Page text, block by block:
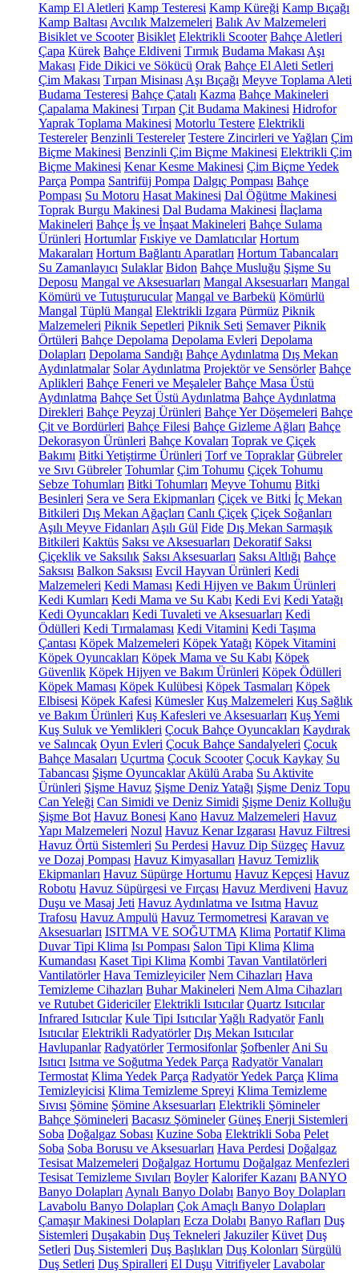
Kamp El Aletleri Kamp Testeresi Kamp Küreği Kamp Bıçağı
Kamp Baltası Avcılık Malzemeleri Balık Av Malzemeleri
Bisiklet ve Scooter Bisiklet Elektrikli Scooter Bahçe Aletleri
Çapa Kürek Bahçe Eldiveni Tırmık Budama Makası Aşı
Makası Fide Dikici ve Sökücü Orak Bahçe El Aleti Setleri
Çim Makası Tırpan Misinası Aşı Bıçağı Meyve Toplama Aleti
Budama Testeresi Bahçe Çatalı Kazma Bahçe Makineleri
Çapalama Makinesi Tırpan Çit Budama Makinesi Hidrofor
Yaprak Toplama Makinesi Motorlu Testere Elektrikli
Testereler Benzinli Testereler Testere Zincirleri ve Yağları Çim
Biçme Makinesi Benzinli Çim Biçme Makinesi Elektrikli Çim
Biçme Makinesi Kenar Kesme Makinesi Çim Biçme Yedek
Parça Pompa Santrifüj Pompa Dalgıç Pompası Bahçe
Pompası Su Motoru Hasat Makinesi Dal Öğütme Makinesi
Toprak Burgu Makinesi Dal Budama Makinesi İlaçlama
Makineleri Bahçe İş ve İnşaat Makineleri Bahçe Sulama
Ürünleri Hortumlar Fıskiye ve Damlatıcılar Hortum
Makaraları Hortum Bağlantı Aparatları Hortum Tabancaları
Su Zamanlayıcı Sulaklar Bidon Bahçe Musluğu Şişme Su
Deposu Mangal ve Aksesuarları Mangal Aksesuarları Mangal
Kömürü ve Tutuşturucular Mangal ve Barbekü Kömürlü
Mangal Tüplü Mangal Elektrikli Izgara Pürmüz Piknik
Malzemeleri Piknik Sepetleri Piknik Seti Semaver Piknik
Örtüleri Bahçe Depolama Depolama Evleri Depolama
Dolapları Depolama Sandığı Bahçe Aydınlatma Dış Mekan
Aydınlatmalar Solar Aydınlatma Projektör ve Sensörler Bahçe
Aplikleri Bahçe Feneri ve Meşaleler Bahçe Masa Üstü
Aydınlatma Bahçe Set Üstü Aydınlatma Bahçe Aydınlatma
Direkleri Bahçe Peyzaj Ürünleri Bahçe Yer Döşemeleri Bahçe
Çit ve Bordürleri Bahçe Filesi Bahçe Gizleme Ağları Bahçe
Dekorasyon Ürünleri Bahçe Kovaları Toprak ve Çiçek
Bakımı Bitki Yetiştirme Ürünleri Torf ve Topraklar Gübreler
ve Sıvı Gübreler Tohumlar Çim Tohumu Çiçek Tohumu
Sebze Tohumları Bitki Tohumları Meyve Tohumu Bitki
Besinleri Sera ve Sera Ekipmanları Çiçek ve Bitki İç Mekan
Bitkileri Dış Mekan Ağaçları Canlı Çiçek Çiçek Soğanları
Aşılı Meyve Fidanları Aşılı Gül Fide Dış Mekan Sarmaşık
Bitkileri Kaktüs Saksı ve Aksesuarları Dekoratif Saksı
Çiçeklik ve Saksılık Saksı Aksesuarları Saksı Altlığı Bahçe
Saksısı Balkon Saksısı Evcil Hayvan Ürünleri Kedi
Malzemeleri Kedi Maması Kedi Hijyen ve Bakım Ürünleri
Kedi Kumları Kedi Mama ve Su Kabı Kedi Evi Kedi Yatağı
Kedi Oyuncakları Kedi Tuvaleti ve Aksesuarları Kedi
Ödülleri Kedi Tırmalaması Kedi Vitamini Kedi Taşıma
Çantası Köpek Malzemeleri Köpek Yatağı Köpek Vitamini
Köpek Oyuncakları Köpek Mama ve Su Kabı Köpek
Güvenlik Köpek Hijyen ve Bakım Ürünleri Köpek Ödülleri
Köpek Maması Köpek Kulübesi Köpek Tasmaları Köpek
Elbisesi Köpek Kafesi Kümesler Kuş Malzemeleri Kuş Sağlık
ve Bakım Ürünleri Kuş Kafesleri ve Aksesuarları Kuş Yemi
Kuş Suluk ve Yemlikleri Çocuk Bahçe Oyuncakları Kaydırak
ve Salıncak Oyun Evleri Çocuk Bahçe Sandalyeleri Çocuk
Bahçe Masaları Uçurtma Çocuk Scooter Çocuk Kaykay Su
Tabancası Şişme Oyuncaklar Akülü Araba Su Aktivite
Ürünleri Şişme Havuz Şişme Deniz Yatağı Şişme Deniz Topu
Can Yeleği Can Simidi ve Deniz Simidi Şişme Deniz Kolluğu
Şişme Bot Havuz Bonesi Kano Havuz Malzemeleri Havuz
Yapı Malzemeleri Nozul Havuz Kenar Izgarası Havuz Filtresi
Havuz Örtü Sistemleri Su Perdesi Havuz Dip Süzgeç Havuz
ve Dozaj Pompası Havuz Kimyasalları Havuz Temizlik
Ekipmanları Havuz Süpürge Hortumu Havuz Kepçesi Havuz
Robotu Havuz Süpürgesi ve Fırçası Havuz Merdiveni Havuz
Duşu ve Masaj Jeti Havuz Aydınlatma ve Isıtma Havuz
Trafosu Havuz Ampulü Havuz Termometresi Karavan ve
Aksesuarları ISITMA VE SOĞUTMA Klima Portatif Klima
Duvar Tipi Klima Isı Pompası Salon Tipi Klima Klima
Kumandası Kaset Tipi Klima Kombi Tavan Vantilatörleri
Vantilatörler Hava Temizleyiciler Nem Cihazları Hava
Temizleme Cihazları Buhar Makineleri Nem Alma Cihazları
ve Rutubet Gidericiler Elektrikli Isıtıcılar Quartz Isıtıcılar
Infrared Isıtıcılar Kule Tipi IsıtıcılarYağlı Radyatör Fanlı
Isıtıcılar Elektrikli Radyatörler Dış Mekan Isıtıcılar
Havlupanlar Radyatörler Termosifonlar Şofbenler Ani Su
Isıtıcı Isıtma ve Soğutma Yedek Parça Radyatör Vanaları
Termostat Klima Yedek Parça Radyatör Yedek Parça Klima
Temizleyicisi Klima Temizleme Spreyi Klima Temizleme
Sıvısı Şömine Şömine Aksesuarları Elektrikli Şömineler
Bahçe Şömineleri Bacasız Şömineler Güneş Enerji Sistemleri
Soba Doğalgaz Sobası Kuzine Soba Elektrikli Soba Pelet
Soba Soba Borusu ve Aksesuarları Hava Perdesi Doğalgaz
Tesisat Malzemeleri Doğalgaz Hortumu Doğalgaz Menfezleri
Tesisat Temizleme Sıvıları Boyler Kalorifer Kazanı BANYO
Banyo Dolapları Aynalı Banyo Dolabı Banyo Boy Dolapları
Lavabolu Banyo Dolapları Çok Amaçlı Banyo Dolapları
Çamaşır Makinesi Dolapları Ecza Dolabı Banyo Rafları Duş
Sistemleri Duşakabin Duş Tekneleri Jakuziler Küvet Duş
Setleri Duş Sistemleri Duş Başlıkları Duş Kolonları Sürgülü
Duş Setleri Duş Spiralleri El Duşu Vitrifiyeler Lavabolar